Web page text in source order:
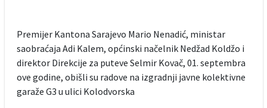
Premijer Kantona Sarajevo Mario Nenadić, ministar
saobraćaja Adi Kalem, općinski načelnik Nedžad Koldžo i
direktor Direkcije za puteve Selmir Kovač, 01. septembra
ove godine, obišli su radove na izgradnji javne kolektivne
garaže G3 u ulici Kolodvorska